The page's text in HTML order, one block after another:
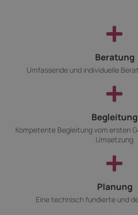
Beratung
Umfassende und individuelle
Begleitung
Kompetente Begleitung vom ersten
Umsetzung
Planung
Eine technisch fundierte und